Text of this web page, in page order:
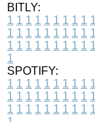
BITLY:
1 1 1 1 1 1 1 1 1 1
1 1 1 1 1 1 1 1 1 1
1 1 1 1 1 1 1 1 1 1
1
SPOTIFY:
1 1 1 1 1 1 1 1 1 1
1 1 1 1 1 1 1 1 1 1
1 1 1 1 1 1 1 1 1 1